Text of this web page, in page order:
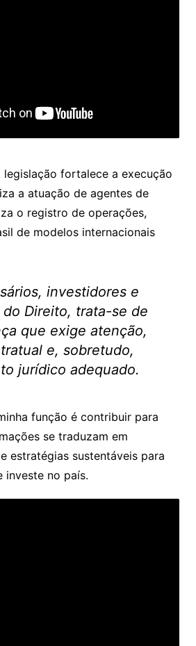
legislação fortalece a execução
a atuação de agentes de
o registro de operações,
de modelos internacionais
investidores e
do Direito, trata-se de
que exige atenção,
e, sobretudo,
jurídico adequado.
função é contribuir para
se traduzam em
estratégias sustentáveis para
investe no país.